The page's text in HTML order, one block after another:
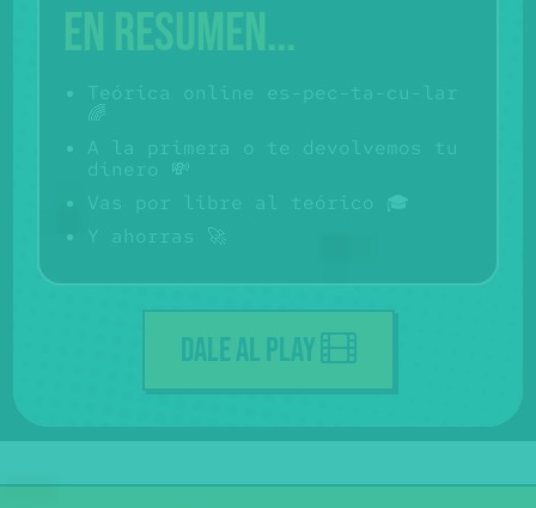
En resumen...
Teórica online es-pec-ta-cu-lar
🌈
A la primera o te devolvemos tu
dinero 💸
Vas por libre al teórico 🎓
Y ahorras 🚀
DALE AL PLAY